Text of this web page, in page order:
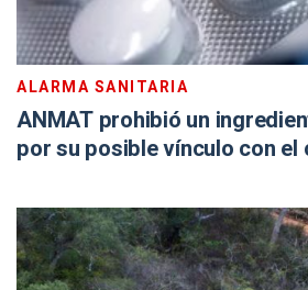
ALARMA SANITARIA
ANMAT prohibió un
por su posible vínculo con el